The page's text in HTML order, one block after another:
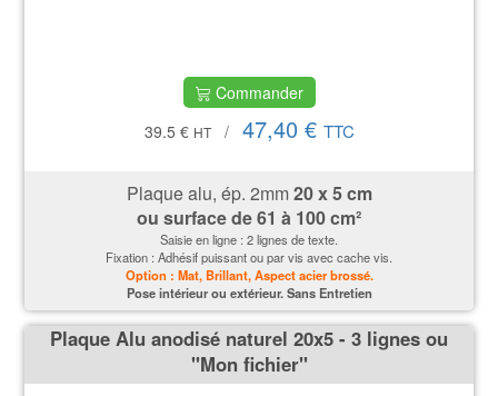
Commander
39.5 € HT / 47,40 € TTC
Plaque alu, ép. 2mm20 x 5 cm
ou surface de 61 à 100 cm²
Saisie en ligne : 2 lignes de texte.
Fixation : Adhésif puissant ou par vis avec cache vis.
Option : Mat, Brillant, Aspect acier brossé.
Pose intérieur ou extérieur. Sans Entretien
Plaque Alu anodisé naturel 20x5 - 3 lignes ou
''Mon fichier''